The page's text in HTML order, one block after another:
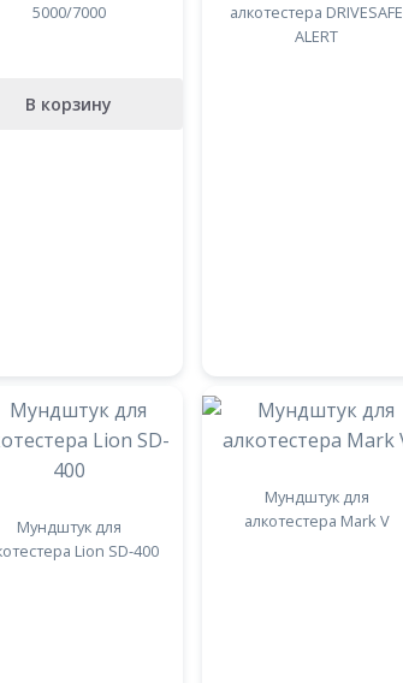
5000/7000
В корзину
алкотестера DRIVESAFE
ALERT
Мундштук для
Lion SD-400
Мундштук для
алкотестера Mark V